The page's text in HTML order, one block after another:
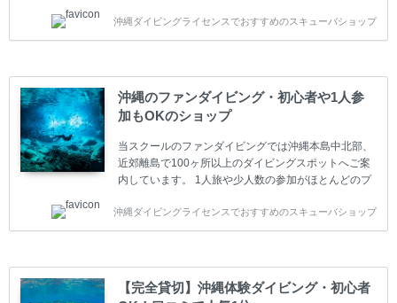
(TEC)のコースもご用意しています。 当スクールを受
講するお客様は一人参加などの少人数のご参加が最も
スクールです。各種ダイビングライセンス取得コース
は年間を通じてキャンペーンを行っています。 ベーシ
ックダイバー(Cカード) 1日間+eラーニング 最安値キ
ャンペーン ￥22800(税込) ￥16800(税込) 器材 / 送
迎 / 保険 / 全て込み ダイビング...
沖縄ダイビングライセンスでおすすめのスキューバショップ
沖縄のファンダイビング・初心者や1人参
加もOKのショップ
当スクールのファンダイビングでは沖縄本島中北部、
近郊離島で100ヶ所以上のダイビングスポットへご案
内しています。 1人旅や少人数の参加がほとんどのプ
の方も安心して楽しめるようにリフレッシュダイビン
グコースもご用意しています。お1人様も初心者の方
イセンスを取得したお客様、ファンダイビングのリピ
ーター様はファンダイビングの全てのコース費が
10%OFF、フル器材レンタルが50%OFFになります。
沖縄ダイビングライセンスでおすすめのスキューバショップ
【完全貸切】沖縄体験ダイビング・初心者